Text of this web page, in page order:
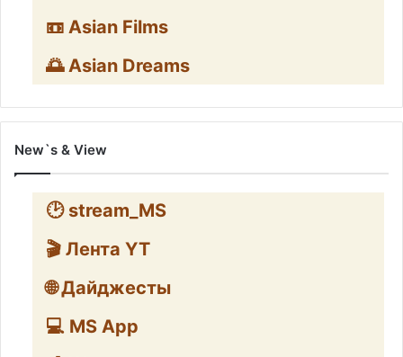
📼 Asian Films
🌅 Asian Dreams
New`s & View
🕑 stream_MS
🎬 Лента YT
🌐 Дайджесты
💻 MS App